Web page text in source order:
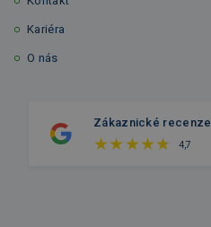
Kariéra
O nás
Zákaznické recenze
4,7